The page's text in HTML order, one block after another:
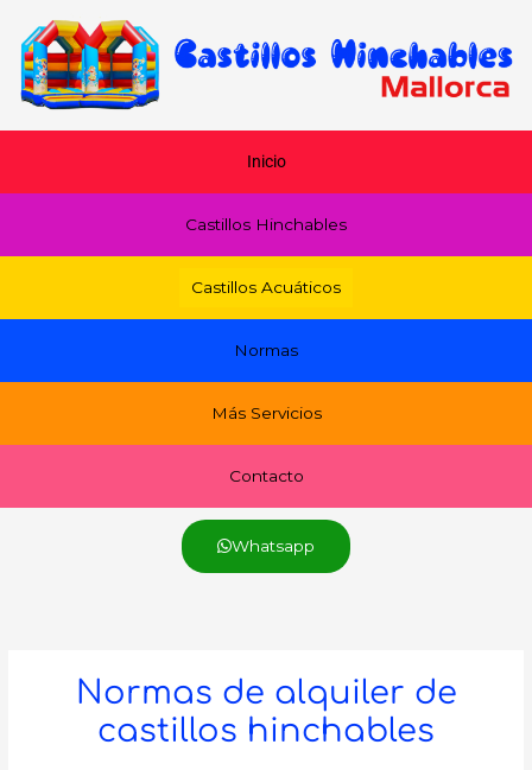
contenido
Inicio
Castillos Hinchables
Castillos Acuáticos
Normas
Más Servicios
Contacto
Whatsapp
Normas de alquiler de
castillos hinchables